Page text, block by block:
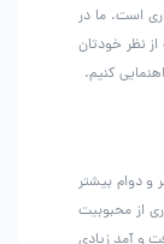
است. ما در
نظر خودتان
کنیم.
و دوام بیشتر
از محبوبیت